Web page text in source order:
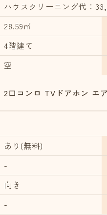
ハウスクリーニング代：
28.59㎡
4階建て
空
2口コンロ TVドアホン エ
あり(無料)
-
向き
-